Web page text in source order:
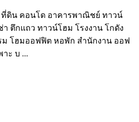
ดิน คอนโด อาคารพาณิชย์ ทาวน์
า ตึกแถว ทาวน์โฮม โรงงาน โกดัง
ม โฮมออฟฟิต หอพัก สำนักงาน ออฟ
ะ บ ...